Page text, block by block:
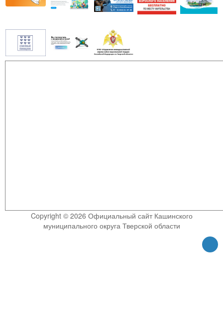
Copyright © 2026 Официальный сайт Кашинского
муниципального округа Тверской области